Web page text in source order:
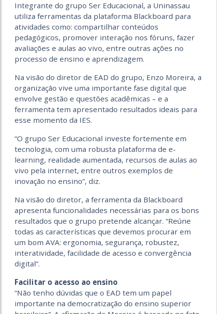
Integrante do grupo Ser Educacional, a Uninassau
utiliza ferramentas da plataforma Blackboard para
atividades como: compartilhar conteúdos
pedagógicos, promover interação nos fóruns, fazer
avaliações e aulas ao vivo, entre outras ações no
processo de ensino e aprendizagem.
Na visão do diretor de EAD do grupo, Enzo Moreira, a
organização vive uma importante fase digital que
envolve gestão e questões acadêmicas – e a
ferramenta tem apresentado resultados ideais para
esse momento da IES.
“O grupo Ser Educacional investe fortemente em
tecnologia, com uma robusta plataforma de e-
learning, realidade aumentada, recursos de aulas ao
vivo pela internet, entre outros exemplos de
inovação no ensino”, diz.
Na visão do diretor, a ferramenta da Blackboard
apresenta funcionalidades necessárias para os bons
resultados que o grupo pretende alcançar. “Reúne
todas as características que devemos procurar em
um bom AVA: ergonomia, segurança, robustez,
interatividade, facilidade de acesso e convergência
digital”.
Facilitar o acesso ao ensino
“Não tenho dúvidas que o EAD tem um papel
importante na democratização do ensino superior